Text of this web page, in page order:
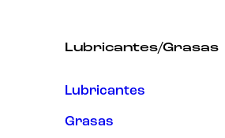
Lubricantes/Grasas
Lubricantes
Grasas